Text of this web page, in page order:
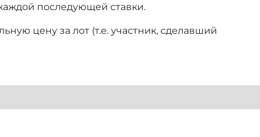
последующей ставки.
цену за лот (т.е. участник, сделавший